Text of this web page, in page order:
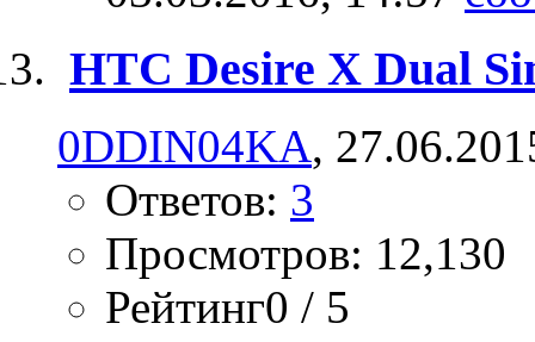
HTC Desire X Dual
0DDIN04KA,
Ответов: 3
Просмотров: 12,130
Рейтинг0 / 5